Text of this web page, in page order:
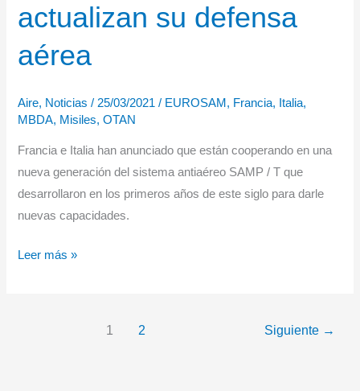
de
marítima
Triton
y
Albatros
de
la
Marina
actualizan su defensa
aérea
Aire, Noticias / 25/03/2021/ EUROSAM , Francia, Italia,
MBDA, Misiles,OTAN
Francia e Italia han anunciado que están cooperando en una
nueva generación del sistema antiaéreo SAMP / T que
desarrollaron en los primeros años de este siglo para darle
nuevas capacidades.
Francia
Leer más »
1 2 Siguiente →